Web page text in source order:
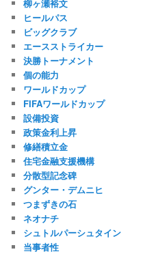
柳ヶ瀬裕文
ヒールパス
ビッグクラブ
エースストライカー
決勝トーナメント
個の能力
ワールドカップ
FIFAワールドカップ
設備投資
政策金利上昇
修繕積立金
住宅金融支援機構
分散型記念碑
グンター・デムニヒ
つまずきの石
ネオナチ
シュトルパーシュタイン
当事者性